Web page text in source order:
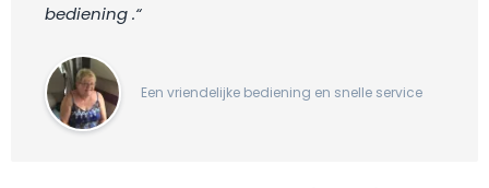
bediening .“
Een vriendelijke bediening en snelle service